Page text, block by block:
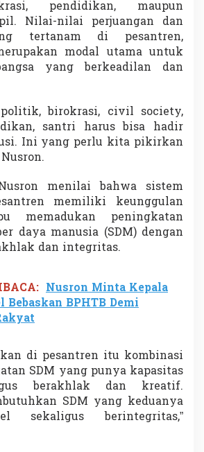
a
n
B
r
m
a
b
a
pendidikan, maupun
Nilai-nilai perjuangan dan
tertanam di pesantren,
modal utama untuk
yang berkeadilan dan
birokrasi, civil society,
santri harus bisa hadir
Ini yang perlu kita pikirkan
menilai bahwa sistem
memiliki keunggulan
memadukan peningkatan
daya manusia (SDM) dengan
dan integritas.
Nusron Minta Kepala
Bebaskan BPHTB Demi
di pesantren itu kombinasi
SDM yang punya kapasitas
berakhlak dan kreatif.
SDM yang keduanya
sekaligus berintegritas,”